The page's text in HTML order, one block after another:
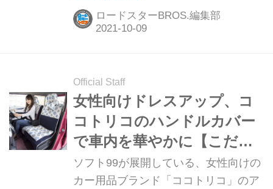
で開発された製品は、口コミでひろが
っていく。ロードスターBROS.編集部
ライベートブランド製品なのだ。
ロードスターBROS.編集部
Official Staff
女性向けドレスアップ、コ
コトリコのハンドルカバー
で車内を華やかに【こだわ
り女子のカーグッズ選び】
ソフト99が展開している、女性向けの
カー用品ブランド「ココトリコ」のア